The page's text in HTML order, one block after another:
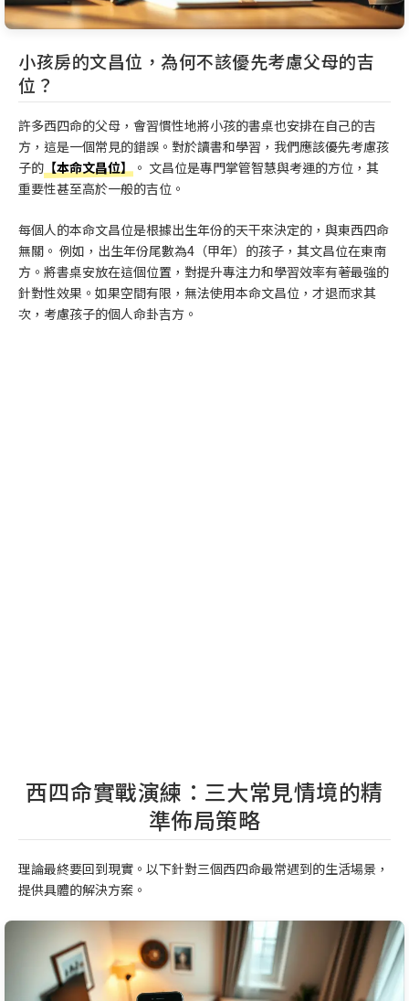
小孩房的文昌位，為何不該優先考慮父母的吉
位？
許多西四命的父母，會習慣性地將小孩的書桌也安排在自己的吉
方，這是一個常見的錯誤。對於讀書和學習，我們應該優先考慮孩
子的 【本命文昌位】 。 文昌位是專門掌管智慧與考運的方位，其
重要性甚至高於一般的吉位。
每個人的本命文昌位是根據出生年份的天干來決定的，與東西四命
無關。 例如，出生年份尾數為4（甲年）的孩子，其文昌位在東南
方。將書桌安放在這個位置，對提升專注力和學習效率有著最強的
針對性效果。如果空間有限，無法使用本命文昌位，才退而求其
次，考慮孩子的個人命卦吉方。
西四命實戰演練：三大常見情境的精
準佈局策略
理論最終要回到現實。以下針對三個西四命最常遇到的生活場景，
提供具體的解決方案。